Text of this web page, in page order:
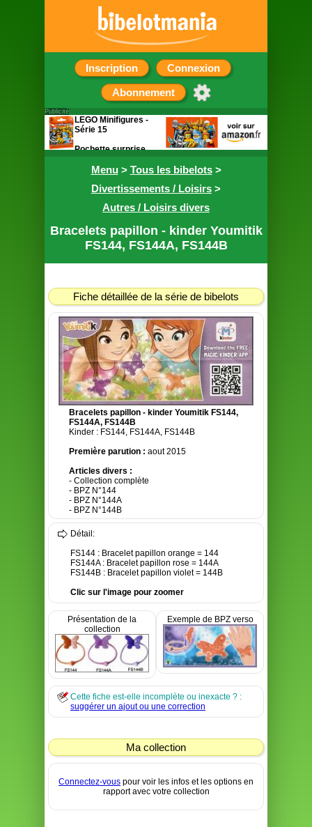
Inscription Connexion
Abonnement
Menu> Tous les bibelots>
Divertissements / Loisirs >
Autres / Loisirs divers
Bracelets papillon - kinder Youmitik
FS144, FS144A, FS144B
Fiche détaillée de la série de bibelots
Bracelets papillon - kinder Youmitik FS144,
FS144A, FS144B
Kinder : FS144, FS144A, FS144B
Première parution : aout 2015
Articles divers :
- Collection complète
- BPZ N°144
- BPZ N°144A
- BPZ N°144B
Détail:
FS144 : Bracelet papillon orange = 144
FS144A : Bracelet papillon rose = 144A
FS144B : Bracelet papillon violet = 144B
Clic sur l'image pour zoomer
Présentation de la
collection
Exemple de BPZ verso
Cette fiche est-elle incomplète ou inexacte ? :
suggérer un ajout ou une correction
Ma collection
Connectez-vous pour voir les infos et les options en
rapport avec votre collection
Publicité
LEGO Minifigures -
Série 15
Pochette surprise